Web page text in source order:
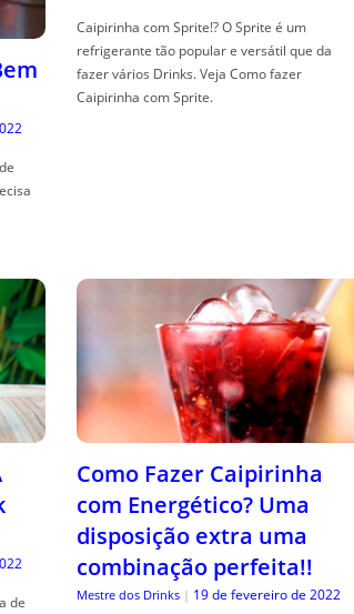
Caipirinha com Sprite!? O Sprite é um
refrigerante tão popular e versátil que da
fazer vários Drinks. Veja Como fazer
Caipirinha com Sprite.
de
Como Fazer Caipirinha
com Energético? Uma
disposição extra uma
combinação perfeita!!
Mestre dos Drinks | 19 de fevereiro de 2022